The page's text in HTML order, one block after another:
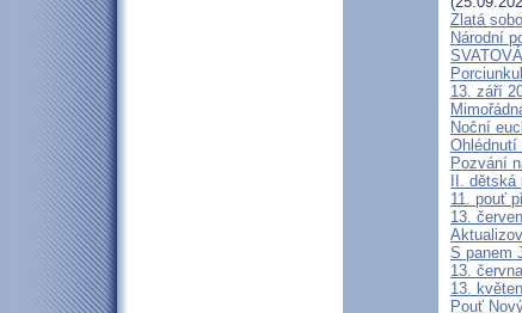
Zlatá
Národní
13. září
Noční
Pozvání
II.
11. pouť
13.
S panem
13.
13.
Pouť